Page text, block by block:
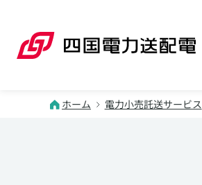
ホーム 電力小売託送サービス